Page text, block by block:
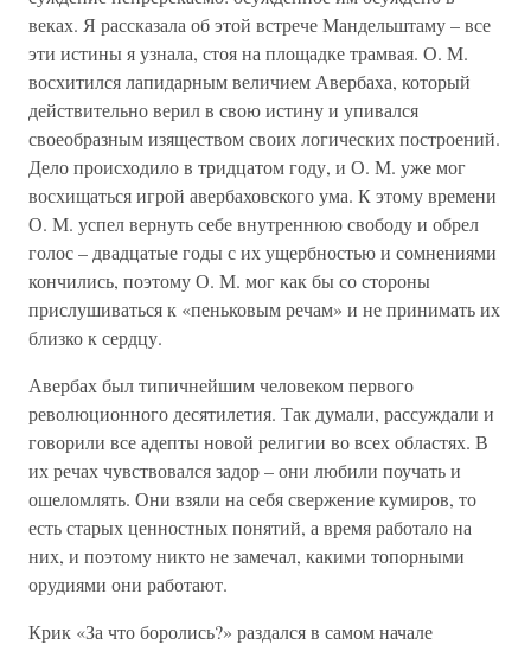
веках. Я рассказала об этой встрече Мандельштаму – все
эти истины я узнала, стоя на площадке трамвая. О. М.
восхитился лапидарным величием Авербаха, который
действительно верил в свою истину и упивался
своеобразным изяществом своих логических построений.
Дело происходило в тридцатом году, и О. М. уже мог
восхищаться игрой авербаховского ума. К этому времени
О. М. успел вернуть себе внутреннюю свободу и обрел
голос – двадцатые годы с их ущербностью и сомнениями
кончились, поэтому О. М. мог как бы со стороны
прислушиваться к «пеньковым речам» и не принимать их
близко к сердцу.
Авербах был типичнейшим человеком первого
революционного десятилетия. Так думали, рассуждали и
говорили все адепты новой религии во всех областях. В
их речах чувствовался задор – они любили поучать и
ошеломлять. Они взяли на себя свержение кумиров, то
есть старых ценностных понятий, а время работало на
них, и поэтому никто не замечал, какими топорными
орудиями они работают.
Крик «За что боролись?» раздался в самом начале